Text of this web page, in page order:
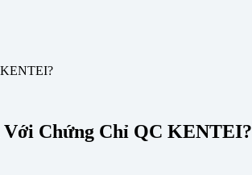
Với Chứng Chỉ QC KENTEI?